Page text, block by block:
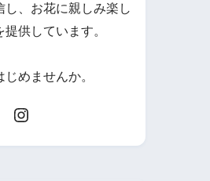
し、お花に親しみ楽し
供しています。
めませんか。